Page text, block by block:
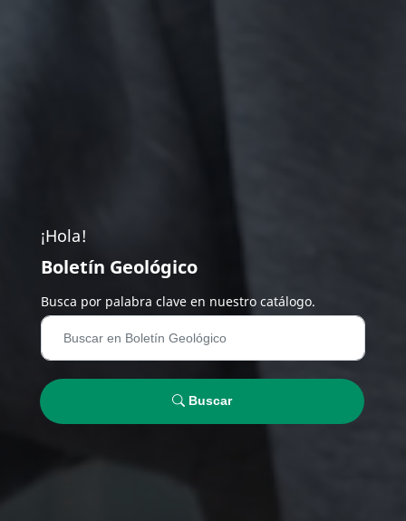
¡Hola!
Boletín Geológico
Busca por palabra clave en nuestro catálogo.
Buscar